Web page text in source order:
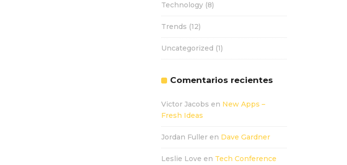
Technology (8)
Trends (12)
Uncategorized (1)
Comentarios recientes
Victor Jacobs en New Apps –
Fresh Ideas
Jordan Fuller en Dave Gardner
Leslie Love en Tech Conference